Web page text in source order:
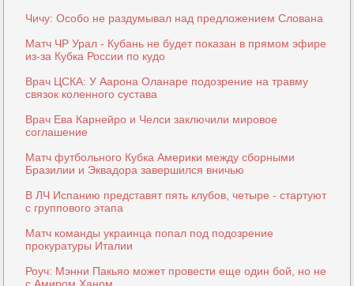
Чичу: Особо не раздумывал над предложением Слована
Матч ЧР Урал - Кубань не будет показан в прямом эфире
из-за Кубка России по кудо
Врач ЦСКА: У Аарона Оланаре подозрение на травму
связок коленного сустава
Врач Ева Карнейро и Челси заключили мировое
соглашение
Матч футбольного Кубка Америки между сборными
Бразилии и Эквадора завершился вничью
В ЛЧ Испанию представят пять клубов, четыре - стартуют
с группового этапа
Матч команды украинца попал под подозрение
прокуратуры Италии
Роуч: Мэнни Пакьяо может провести еще один бой, но не